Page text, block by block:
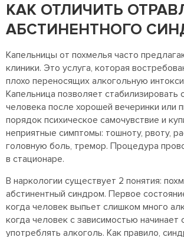
КАК ОТЛИЧИТЬ
АБСТИНЕНТНОГО
Капельницы от похмелья часто
клиники. Это услуга, которая
плохо переносящих алкогольную
Капельница позволяет стабилизировать
человека после хорошей вечеринки или
порядок психическое самочувствие и
неприятные симптомы: тошноту, рвоту,
головную боль, тремор. Процедура
в стационаре.
В наркологии существует 2 понятия:
абстинентный синдром. Первое
когда человек выпьет слишком много
когда человек с зависимостью начинает
употреблять алкоголь. Как правило,